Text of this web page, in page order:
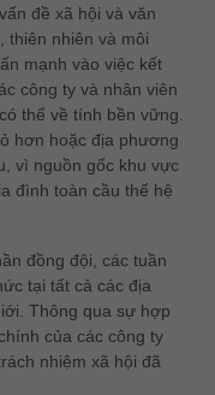
đề xã hội và văn
thiên nhiên và môi
mạnh vào việc kết
công ty và nhân viên
thể về tính bền vững.
hơn hoặc địa phương
vì nguồn gốc khu vực
đình toàn cầu thế hệ
đồng đội, các tuần
tại tất cả các địa
Thông qua sự hợp
của các công ty
nhiệm xã hội đã